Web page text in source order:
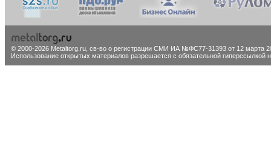
© 2000-2026 Metaltorg.ru, св-во о регистрации СМИ ИА №ФС77-31393 от 12 марта
Использование открытых материалов разрешается с обязательной гиперссылкой